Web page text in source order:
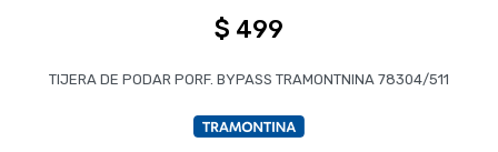
$ 499
TIJERA DE PODAR PORF. BYPASS TRAMONTNINA 78304/511